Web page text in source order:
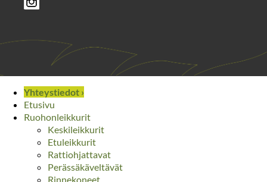
Yhteystiedot ›
Etusivu
Ruohonleikkurit
Keskileikkurit
Etuleikkurit
Rattiohjattavat
Perässäkäveltävät
Rinnekoneet